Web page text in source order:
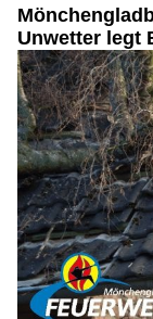
Unwetter legt